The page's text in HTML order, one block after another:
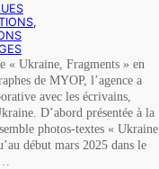
« Ukraine, Fragments » en
de MYOP, l’agence a
avec les écrivains,
D’abord présentée à la
photos-textes « Ukraine,
début mars 2025 dans le